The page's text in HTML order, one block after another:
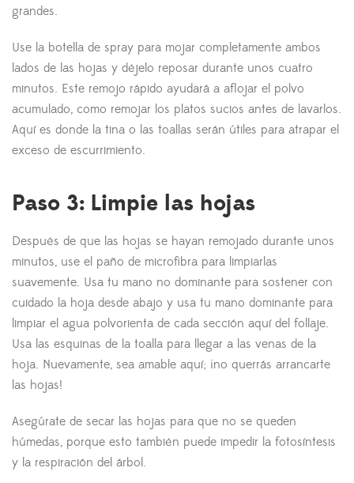
grandes.
Use la botella de spray para mojar completamente ambos
lados de las hojas y déjelo reposar durante unos cuatro
minutos. Este remojo rápido ayudará a aflojar el polvo
acumulado, como remojar los platos sucios antes de lavarlos.
Aquí es donde la tina o las toallas serán útiles para atrapar el
exceso de escurrimiento.
Paso 3: Limpie las hojas
Después de que las hojas se hayan remojado durante unos
minutos, use el paño de microfibra para limpiarlas
suavemente. Usa tu mano no dominante para sostener con
cuidado la hoja desde abajo y usa tu mano dominante para
limpiar el agua polvorienta de cada sección aquí del follaje.
Usa las esquinas de la toalla para llegar a las venas de la
hoja. Nuevamente, sea amable aquí; ¡no querrás arrancarte
las hojas!
Asegúrate de secar las hojas para que no se queden
húmedas, porque esto también puede impedir la fotosíntesis
y la respiración del árbol.